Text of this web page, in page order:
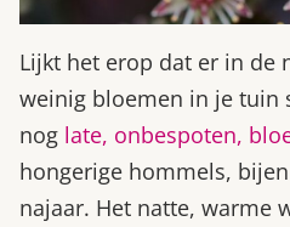
Lijkt het erop dat er in de
weinig bloemen in je tuin
nog late, onbespoten,
hongerige hommels,
najaar. Het natte, warme